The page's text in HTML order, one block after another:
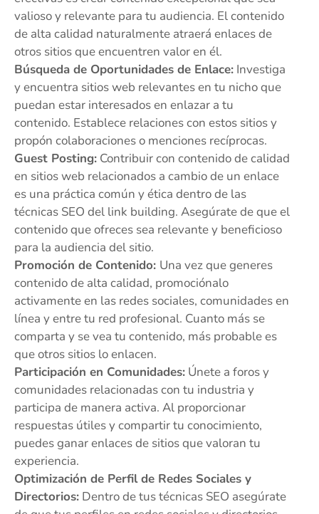
valioso y relevante para tu audiencia. El contenido
de alta calidad naturalmente atraerá enlaces de
otros sitios que encuentren valor en él.
Búsqueda de Oportunidades de Enlace: Investiga
y encuentra sitios web relevantes en tu nicho que
puedan estar interesados en enlazar a tu
contenido. Establece relaciones con estos sitios y
propón colaboraciones o menciones recíprocas.
Guest Posting: Contribuir con contenido de calidad
en sitios web relacionados a cambio de un enlace
es una práctica común y ética dentro de las
técnicas SEO del link building. Asegúrate de que el
contenido que ofreces sea relevante y beneficioso
para la audiencia del sitio.
Promoción de Contenido: Una vez que generes
contenido de alta calidad, promociónalo
activamente en las redes sociales, comunidades en
línea y entre tu red profesional. Cuanto más se
comparta y se vea tu contenido, más probable es
que otros sitios lo enlacen.
Participación en Comunidades: Únete a foros y
comunidades relacionadas con tu industria y
participa de manera activa. Al proporcionar
respuestas útiles y compartir tu conocimiento,
puedes ganar enlaces de sitios que valoran tu
experiencia.
Optimización de Perfil de Redes Sociales y
Directorios: Dentro de tus técnicas SEO asegúrate